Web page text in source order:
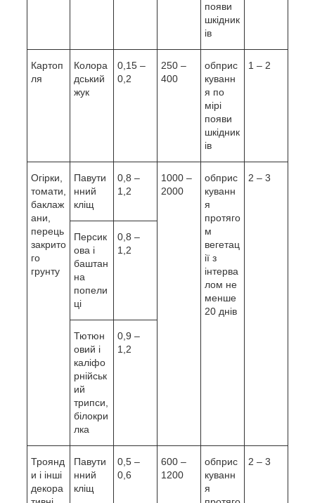
появи
шкідник
ів
Картоп
ля
Колора
дський
жук
0,15 –
0,2
250 –
400
обприс
куванн
я по
мірі
появи
шкідник
ів
1 – 2
Огірки,
томати,
баклаж
ани,
перець
закрито
го
грунту
Павути
нний
кліщ
0,8 –
1,2
1000 –
2000
обприс
куванн
я
протяго
м
вегетац
ії з
інтерва
лом не
менше
20 днів
2 – 3
Персик
ова і
баштан
на
попели
ці
0,8 –
1,2
Тютюн
овий і
каліфо
рнійськ
ий
трипси,
білокри
лка
0,9 –
1,2
Троянд
и і інші
декора
Павути
нний
кліщ
0,5 –
0,6
600 –
1200
обприс
куванн
я
2 – 3